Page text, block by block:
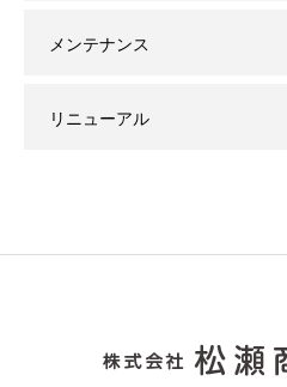
メンテナンス
リニューアル